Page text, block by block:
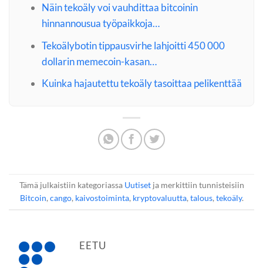
Näin tekoäly voi vauhdittaa bitcoinin
hinnannousua työpaikkoja…
Tekoälybotin tippausvirhe lahjoitti 450 000
dollarin memecoin-kasan…
Kuinka hajautettu tekoäly tasoittaa pelikenttää
Tämä julkaistiin kategoriassa Uutisetja merkittiin tunnisteisiin
Bitcoin, cango, kaivostoiminta, kryptovaluutta, talous, tekoäly.
EETU